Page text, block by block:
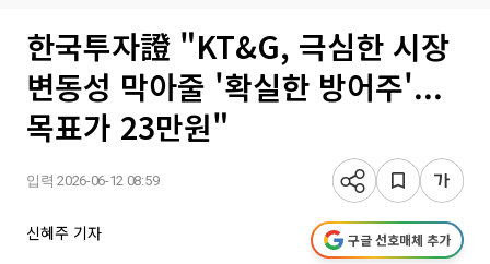
한국투자證 "KT&G, 극심한 시장
변동성 막아줄 '확실한 방어주'...
목표가 23만원"
입력 2026-06-12 08:59
신혜주 기자 구글 선호매체 추가